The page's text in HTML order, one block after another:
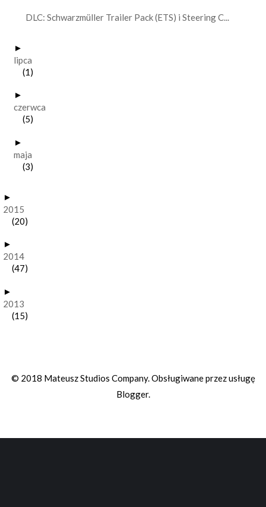
DLC: Schwarzmüller Trailer Pack (ETS) i Steering C...
►
lipca
(1)
►
czerwca
(5)
►
maja
(3)
►
2015
(20)
►
2014
(47)
►
2013
(15)
© 2018 Mateusz Studios Company. Obsługiwane przez usługę
Blogger.